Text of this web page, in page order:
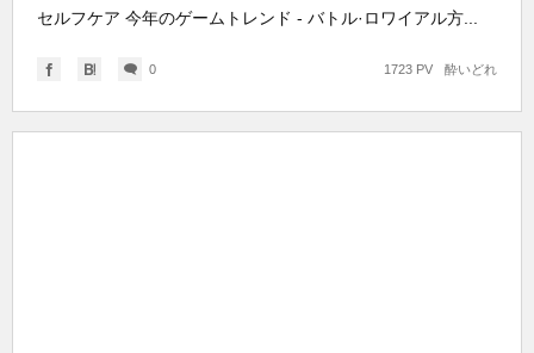
セルフケア 今年のゲームトレンド - バトル·ロワイアル方...
0 酔いどれ
1723 PV